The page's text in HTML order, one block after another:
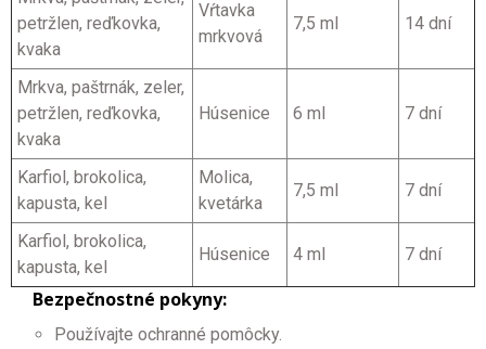
petržlen, reďkovka,
kvaka
Vŕtavka
mrkvová
7,5 ml 14 dní
Mrkva, paštrnák, zeler,
petržlen, reďkovka,
kvaka
Húsenice 6 ml 7 dní
Karfiol, brokolica,
kapusta, kel
Molica,
kvetárka
7,5 ml 7 dní
Karfiol, brokolica,
kapusta, kel
Húsenice 4 ml 7 dní
Bezpečnostné pokyny:
Používajte ochranné pomôcky.